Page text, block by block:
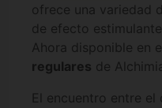
ofrece una variedad
de efecto
Ahora disponible en
regulares de
El encuentro entre